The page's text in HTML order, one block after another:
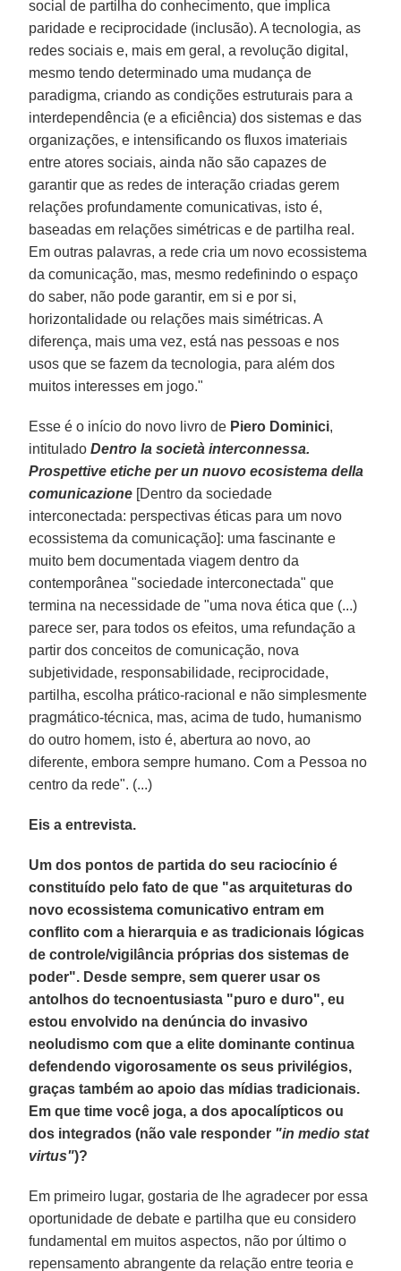
social de partilha do conhecimento, que implica
paridade e reciprocidade (inclusão). A tecnologia, as
redes sociais e, mais em geral, a revolução digital,
mesmo tendo determinado uma mudança de
paradigma, criando as condições estruturais para a
interdependência (e a eficiência) dos sistemas e das
organizações, e intensificando os fluxos imateriais
entre atores sociais, ainda não são capazes de
garantir que as redes de interação criadas gerem
relações profundamente comunicativas, isto é,
baseadas em relações simétricas e de partilha real.
Em outras palavras, a rede cria um novo ecossistema
da comunicação, mas, mesmo redefinindo o espaço
do saber, não pode garantir, em si e por si,
horizontalidade ou relações mais simétricas. A
diferença, mais uma vez, está nas pessoas e nos
usos que se fazem da tecnologia, para além dos
muitos interesses em jogo."
Esse é o início do novo livro de Piero Dominici,
intituladoDentro la società interconnessa.
Prospettive etiche per un nuovo ecosistema della
comunicazione [Dentro da sociedade
interconectada: perspectivas éticas para um novo
ecossistema da comunicação]: uma fascinante e
muito bem documentada viagem dentro da
contemporânea "sociedade interconectada" que
termina na necessidade de "uma nova ética que (...)
parece ser, para todos os efeitos, uma refundação a
partir dos conceitos de comunicação, nova
subjetividade, responsabilidade, reciprocidade,
partilha, escolha prático-racional e não simplesmente
pragmático-técnica, mas, acima de tudo, humanismo
do outro homem, isto é, abertura ao novo, ao
diferente, embora sempre humano. Com a Pessoa no
centro da rede". (...)
Eis a entrevista.
Um dos pontos de partida do seu raciocínio é
constituído pelo fato de que "as arquiteturas do
novo ecossistema comunicativo entram em
conflito com a hierarquia e as tradicionais lógicas
de controle/vigilância próprias dos sistemas de
poder". Desde sempre, sem querer usar os
antolhos do tecnoentusiasta "puro e duro", eu
estou envolvido na denúncia do invasivo
neoludismo com que a elite dominante continua
defendendo vigorosamente os seus privilégios,
graças também ao apoio das mídias tradicionais.
Em que time você joga, a dos apocalípticos ou
dos integrados (não vale responder "in medio stat
virtus")?
Em primeiro lugar, gostaria de lhe agradecer por essa
oportunidade de debate e partilha que eu considero
fundamental em muitos aspectos, não por último o
repensamento abrangente da relação entre teoria e